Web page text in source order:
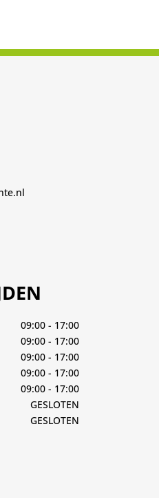
09:00 - 17:00
09:00 - 17:00
09:00 - 17:00
09:00 - 17:00
09:00 - 17:00
GESLOTEN
GESLOTEN